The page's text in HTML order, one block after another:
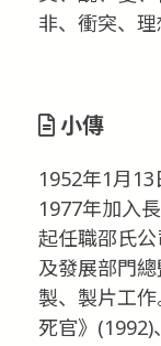
非、衝突、理
小傳
1952年1月13
1977年加入
起任職邵氏
及發展部門
製、製片工
死官》(1992)